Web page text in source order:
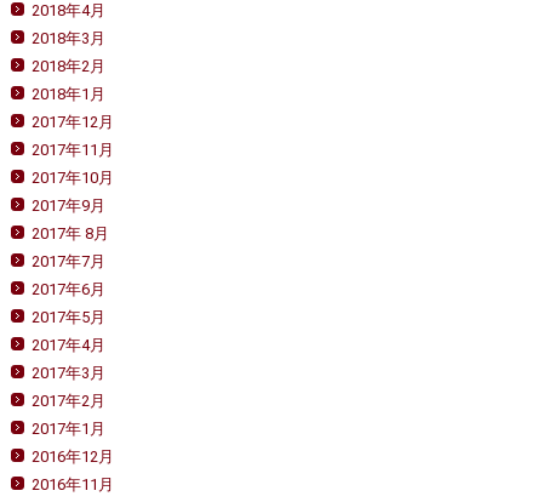
2018年4月
2018年3月
2018年2月
2018年1月
2017年12月
2017年11月
2017年10月
2017年9月
2017年 8月
2017年7月
2017年6月
2017年5月
2017年4月
2017年3月
2017年2月
2017年1月
2016年12月
2016年11月